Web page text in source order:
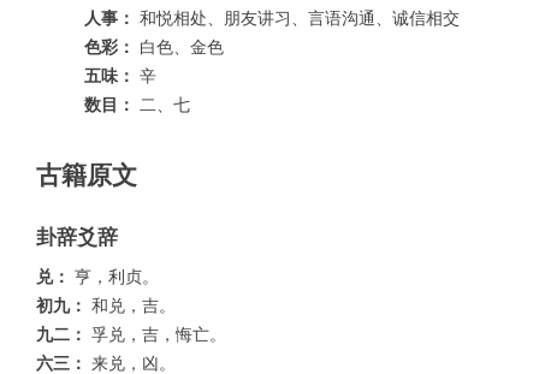
人事： 和悦相处、朋友讲习、言语沟通、诚信相交
色彩：
白色、金色
五味： 辛
数目：
二、七
古籍原文
卦辞爻辞
兑： 亨，利贞。
初九： 和兑，吉。
九二： 孚兑，吉，悔亡。
六三： 来兑，凶。